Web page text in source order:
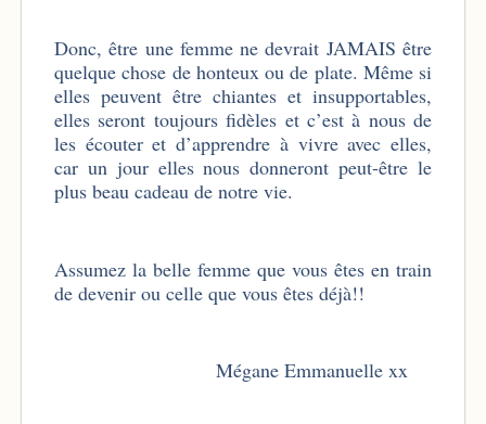
Donc, être une femme ne devrait JAMAIS être
quelque chose de honteux ou de plate. Même si
elles peuvent être chiantes et insupportables,
elles seront toujours fidèles et c’est à nous de
les écouter et d’apprendre à vivre avec elles,
car un jour elles nous donneront peut-être le
plus beau cadeau de notre vie.
Assumez la belle femme que vous êtes en train
de devenir ou celle que vous êtes déjà!!
Mégane Emmanuelle xx